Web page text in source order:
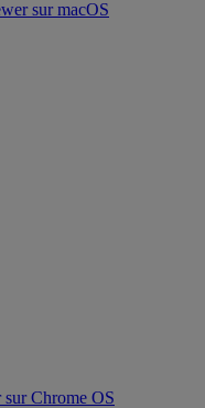
sur macOS
Chrome OS